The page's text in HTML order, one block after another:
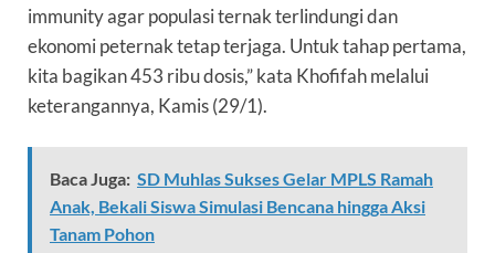
immunity agar populasi ternak terlindungi dan
ekonomi peternak tetap terjaga. Untuk tahap pertama,
kita bagikan 453 ribu dosis,” kata Khofifah melalui
keterangannya, Kamis (29/1).
Baca Juga: SD Muhlas Sukses Gelar MPLS Ramah
Anak, Bekali Siswa Simulasi Bencana hingga Aksi
Tanam Pohon